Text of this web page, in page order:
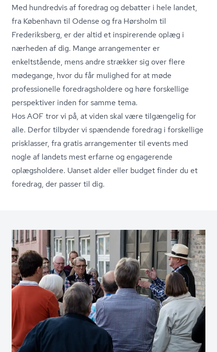
Med hundredvis af foredrag og debatter i hele landet,
fra København til Odense og fra Hørsholm til
Frederiksberg, er der altid et inspirerende oplæg i
nærheden af dig. Mange arrangementer er
enkeltstående, mens andre strækker sig over flere
mødegange, hvor du får mulighed for at møde
professionelle fored­rags­hol­de­re og høre forskellige
perspektiver inden for samme tema.
Hos AOF tror vi på, at viden skal være tilgængelig for
alle. Derfor tilbyder vi spændende foredrag i forskellige
prisklasser, fra gratis arrangementer til events med
nogle af landets mest erfarne og engagerende
oplægsholdere. Uanset alder eller budget finder du et
foredrag, der passer til dig.